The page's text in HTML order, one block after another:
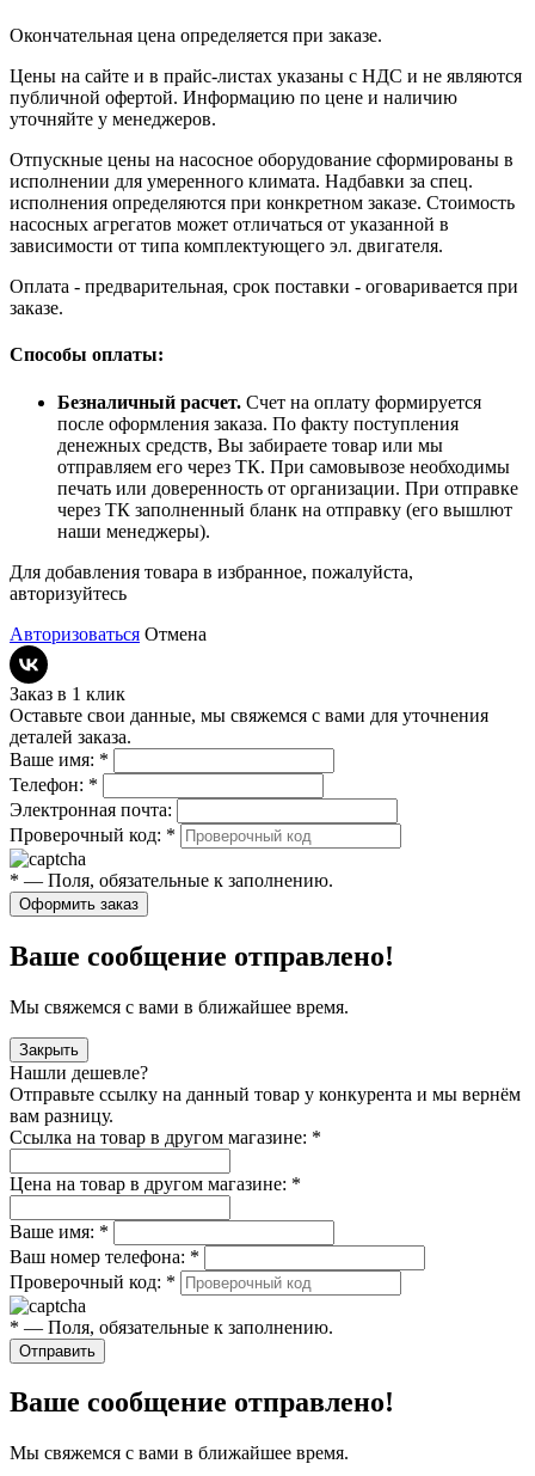
Окончательная цена определяется при заказе.
Цены на сайте и в прайс-листах указаны с НДС и не являются
публичной офертой. Информацию по цене и наличию
уточняйте у менеджеров.
Отпускные цены на насосное оборудование сформированы в
исполнении для умеренного климата. Надбавки за спец.
исполнения определяются при конкретном заказе. Стоимость
насосных агрегатов может отличаться от указанной в
зависимости от типа комплектующего эл. двигателя.
Оплата - предварительная, срок поставки - оговаривается при
заказе.
Способы оплаты:
Безналичный расчет. Счет на оплату формируется
после оформления заказа. По факту поступления
денежных средств, Вы забираете товар или мы
отправляем его через ТК. При самовывозе необходимы
печать или доверенность от организации. При отправке
через ТК заполненный бланк на отправку (его вышлют
наши менеджеры).
Для добавления товара в избранное, пожалуйста,
авторизуйтесь
Авторизоваться Отмена
Заказ в 1 клик
Оставьте свои данные, мы свяжемся с вами для уточнения
деталей заказа.
Ваше имя: *
Телефон: *
Электронная почта:
Проверочный код: *
* — Поля, обязательные к заполнению.
Оформить заказ
Ваше сообщение отправлено!
Мы свяжемся с вами в ближайшее время.
Закрыть
Нашли дешевле?
Отправьте ссылку на данный товар у конкурента и мы вернём
вам разницу.
Ссылка на товар в другом магазине: *
Цена на товар в другом магазине: *
Ваше имя: *
Ваш номер телефона: *
Проверочный код: *
* — Поля, обязательные к заполнению.
Отправить
Ваше сообщение отправлено!
Мы свяжемся с вами в ближайшее время.